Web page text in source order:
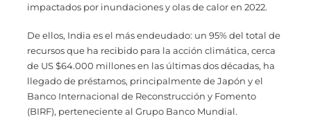
impactados por inundaciones y olas de calor en 2022.
De ellos, India es el más endeudado: un 95% del total de
recursos que ha recibido para la acción climática, cerca
de US $64.000 millones en las últimas dos décadas, ha
llegado de préstamos, principalmente de Japón y el
Banco Internacional de Reconstrucción y Fomento
(BIRF), perteneciente al Grupo Banco Mundial.